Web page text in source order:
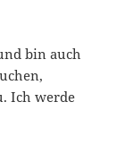
bin auch
Ich werde